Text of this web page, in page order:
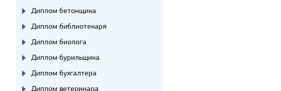
Диплом бетонщика
Диплом библиотекаря
Диплом биолога
Диплом бурильщика
Диплом бухгалтера
Диплом ветеринара